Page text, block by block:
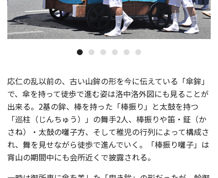
応仁の乱以前の、古い山鉾の形を今に伝えている「傘鉾」
で、傘を持って徒歩で進む姿は洛中洛外図にも見ることが
出来る。2基の鉾、棒を持った「棒振り」と太鼓を持つ
「巡柱（じんちゅう）」の舞手2人、棒振りや笛・鉦（か
さね）・太鼓の囃子方、そして稚児の行列によって構成さ
れ、舞を見せながら徒歩で進んでいく。「棒振り囃子」は
宵山の期間中にも会所近くで披露される。